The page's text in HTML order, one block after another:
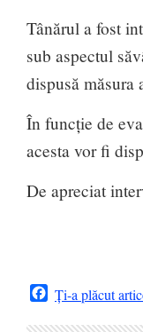
Tânărul a fost
sub aspectul
dispusă măsura
În funcție de
acesta vor fi
De apreciat
Facebook
Ți-a plăcut